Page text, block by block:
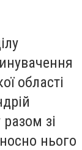
області
зі
нього